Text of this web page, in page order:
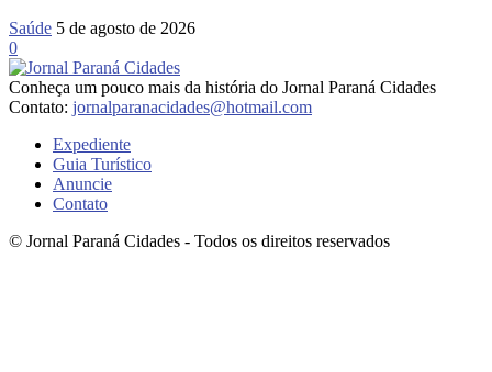
Saúde 5 de agosto de 2026
0
Conheça um pouco mais da história do Jornal Paraná Cidades
Contato: jornalparanacidades@hotmail.com
Expediente
Guia Turístico
Anuncie
Contato
© Jornal Paraná Cidades - Todos os direitos reservados